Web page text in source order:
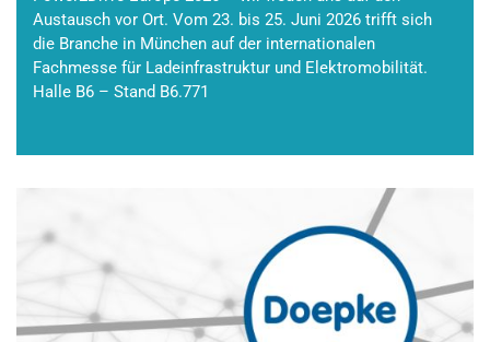
Austausch vor Ort. Vom 23. bis 25. Juni 2026 trifft sich
die Branche in München auf der internationalen
Fachmesse für Ladeinfrastruktur und Elektromobilität.
Halle B6 – Stand B6.771